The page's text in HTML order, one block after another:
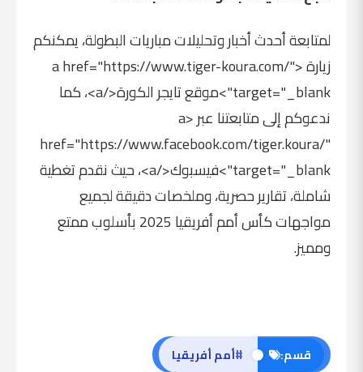
لمتابعة أحدث أخبار وتحليلات مباريات البطولة، يمكنكم
زيارة <a href="https://www.tiger-koura.com/"
target="_blank">موقع تايجر الكورة</a>، كما
ندعوكم إلى متابعتنا عبر <a
href="https://www.facebook.com/tiger.koura/"
target="_blank">فيسبوك</a>، حيث نقدم تغطية
شاملة، تقارير حصرية، وملخصات دقيقة لجميع
مواجهات كأس أمم أفريقيا 2025 بأسلوب ممتع
ومميز.
قسم: #أمم أفريقيا